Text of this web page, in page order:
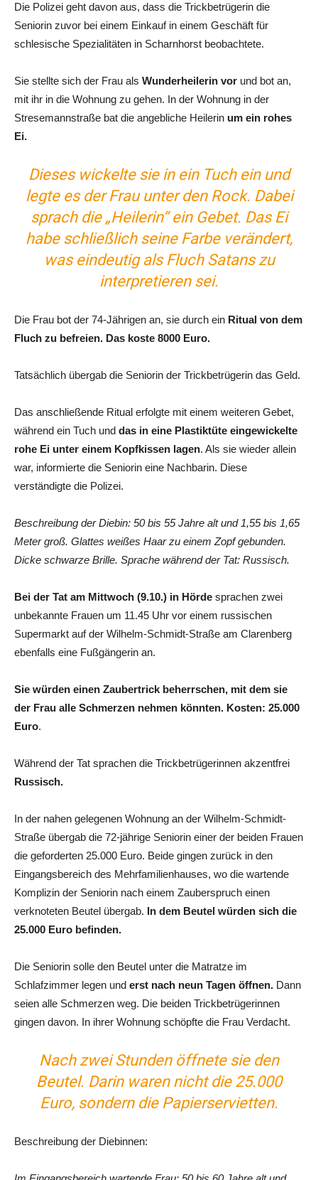
Die Polizei geht davon aus, dass die Trickbetrügerin die
Seniorin zuvor bei einem Einkauf in einem Geschäft für
schlesische Spezialitäten in Scharnhorst beobachtete.
Sie stellte sich der Frau als Wunderheilerin vor und bot an,
mit ihr in die Wohnung zu gehen. In der Wohnung in der
Stresemannstraße bat die angebliche Heilerin um ein rohes
Ei.
Dieses wickelte sie in ein Tuch ein und
legte es der Frau unter den Rock. Dabei
sprach die „Heilerin“ ein Gebet. Das Ei
habe schließlich seine Farbe verändert,
was eindeutig als Fluch Satans zu
interpretieren sei.
Die Frau bot der 74-Jährigen an, sie durch ein Ritual von dem
Fluch zu befreien. Das koste 8000 Euro.
Tatsächlich übergab die Seniorin der Trickbetrügerin das Geld.
Das anschließende Ritual erfolgte mit einem weiteren Gebet,
während ein Tuch und das in eine Plastiktüte eingewickelte
rohe Ei unter einem Kopfkissen lagen. Als sie wieder allein
war, informierte die Seniorin eine Nachbarin. Diese
verständigte die Polizei.
Beschreibung der Diebin: 50 bis 55 Jahre alt und 1,55 bis 1,65
Meter groß. Glattes weißes Haar zu einem Zopf gebunden.
Dicke schwarze Brille. Sprache während der Tat: Russisch.
Bei der Tat am Mittwoch (9.10.) in Hörde sprachen zwei
unbekannte Frauen um 11.45 Uhr vor einem russischen
Supermarkt auf der Wilhelm-Schmidt-Straße am Clarenberg
ebenfalls eine Fußgängerin an.
Sie würden einen Zaubertrick beherrschen, mit dem sie
der Frau alle Schmerzen nehmen könnten. Kosten: 25.000
Euro.
Während der Tat sprachen die Trickbetrügerinnen akzentfrei
Russisch.
In der nahen gelegenen Wohnung an der Wilhelm-Schmidt-
Straße übergab die 72-jährige Seniorin einer der beiden Frauen
die geforderten 25.000 Euro. Beide gingen zurück in den
Eingangsbereich des Mehrfamilienhauses, wo die wartende
Komplizin der Seniorin nach einem Zauberspruch einen
verknoteten Beutel übergab. In dem Beutel würden sich die
25.000 Euro befinden.
Die Seniorin solle den Beutel unter die Matratze im
Schlafzimmer legen und erst nach neun Tagen öffnen. Dann
seien alle Schmerzen weg. Die beiden Trickbetrügerinnen
gingen davon. In ihrer Wohnung schöpfte die Frau Verdacht.
Nach zwei Stunden öffnete sie den
Beutel. Darin waren nicht die 25.000
Euro, sondern die Papierservietten.
Beschreibung der Diebinnen: